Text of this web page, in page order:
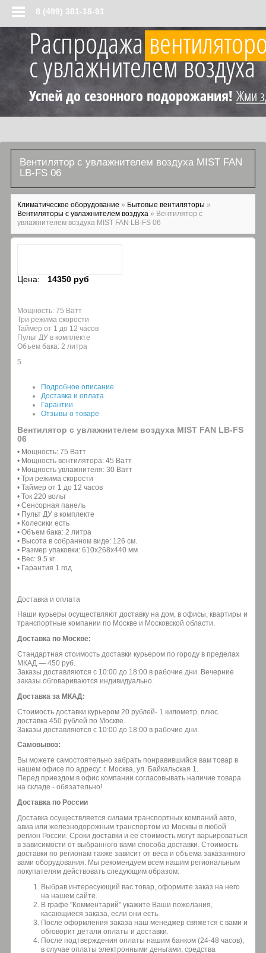
8 (499) 381-18-91
Вентилятор с увлажнителем воздуха MIST FAN
LB-FS 06
Вы здесь
Климатическое оборудование » Бытовые вентиляторы »
Вентиляторы с увлажнителем воздуха » Вентилятор с
увлажнителем воздуха MIST FAN LB-FS 06
Цена: 14350 руб
Мощность: 75 Ватт
Три режима скорости
Таймер от 1 до 12 часов
Пульт ДУ в комплекте
Объем бака: 2 литра
5
Подробное описание
Доставка и оплата
Гарантии
Отзывы о товаре
Вентилятор с увлажнителем воздуха MIST FAN LB-FS
06
• Мощность: 75 Ватт
• Мощность вентилятора: 45 Ватт
• Мощность увлажнителя: 30 Ватт
• Три режима скорости
• Таймер от 1 до 12 часов
• Ток 220 вольт
• Сенсорная панель
• Пульт ДУ в комплекте
• Колесики есть
• Объем бака: 2 литра
• Высота в собранном виде: 126 см.
• Размер упаковки: 610х268х440 мм
• Вес: 9.5 кг.
• Гарантия 1 год
Доставка и оплата
Наши курьеры осуществляют доставку на дом, в офисы, квартиры и
транспортные компании по Москве и Московской области.
Доставка по Москве:
Стандартная стоимость доставки курьером по городу в пределах
МКАД — 450 руб.
Заказы доставляются с 10:00 до 18:00 в рабочие дни. Вечерние
заказы обговариваются индивидуально.
Доставка за МКАД:
Стоимость доставки курьером 20 рублей- 1 километр, плюс
доставка 450 рублей по Москве.
Заказы доставляются с 10:00 до 18:00 в рабочие дни.
Самовывоз:
Вы можете самостоятельно забрать понравившийся вам товар в
нашем офисе по адресу: г. Москва, ул. Байкальская 1.
Перед приездом в офис компании согласовывать наличие товара
на складе - обязательно!
Доставка по России
Доставка осуществляется силами транспортных компаний авто,
авиа или железнодорожным транспортом из Москвы в любой
регион России. Сроки доставки и ее стоимость могут варьироваться
в зависимости от выбранного вами способа доставки. Стоимость
доставки по регионам также зависит от веса и объема заказанного
вами оборудования. Мы рекомендуем всем нашим региональным
покупателям действовать следующим образом:
Выбрав интересующий вас товар, оформите заказ на него
на нашем сайте.
В графе "Комментарий" укажите Ваши пожелания,
касающиеся заказа, если они есть.
После оформления заказа наш менеджер свяжется с вами и
обговорит детали оплаты и доставки.
После подтверждения оплаты нашим банком (24-48 часов),
в случае оплаты электронными деньгами, средства